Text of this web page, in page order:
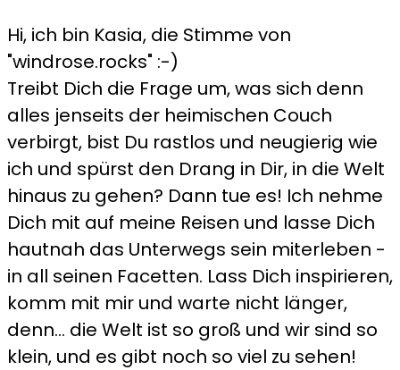
Hi, ich bin Kasia, die Stimme von
"windrose.rocks" :-)
Treibt Dich die Frage um, was sich denn
alles jenseits der heimischen Couch
verbirgt, bist Du rastlos und neugierig wie
ich und spürst den Drang in Dir, in die Welt
hinaus zu gehen? Dann tue es! Ich nehme
Dich mit auf meine Reisen und lasse Dich
hautnah das Unterwegs sein miterleben -
in all seinen Facetten. Lass Dich inspirieren,
komm mit mir und warte nicht länger,
denn... die Welt ist so groß und wir sind so
klein, und es gibt noch so viel zu sehen!